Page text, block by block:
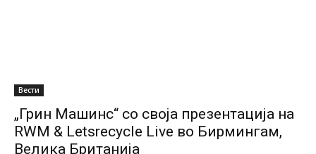
Вести
„Грин Машинс“ со своја презентација на
RWM & Letsrecycle Live во Бирмингам,
Велика Британија